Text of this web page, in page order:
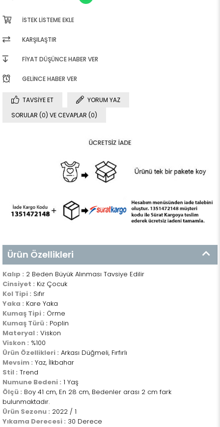
İSTEK LISTEME EKLE
KARŞILAŞTIR
FIYAT DÜŞÜNCE HABER VER
GELINCE HABER VER
TAVSIYE ET
YORUM YAZ
SORULAR (0) VE CEVAPLAR (0)
Ürün Özellikleri
Kalıp : 2 Beden Büyük Alınması Tavsiye Edilir
Cinsiyet : Kız Çocuk
Kol Tipi : Sıfır
Yaka : Kare Yaka
Kumaş Tipi : Örme
Kumaş Türü : Poplin
Materyal : Viskon
Viskon : %100
Ürün Özellikleri : Arkası Düğmeli, Fırfırlı
Mevsim : Yaz, İlkbahar
Stil : Trend
Numune Bedeni : 1 Yaş
Ölçü : Boy 41 cm, En 28 cm, Bedenler arası 2 cm fark
bulunmaktadır.
Ürün Sezonu : 2022 / 1
Yıkama Derecesi : 30 Derece